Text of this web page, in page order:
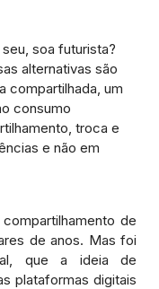
soa futurista?
alternativas são
compartilhada, um
consumo
troca e
e não em
de
de anos. Mas foi
que a ideia de
plataformas digitais